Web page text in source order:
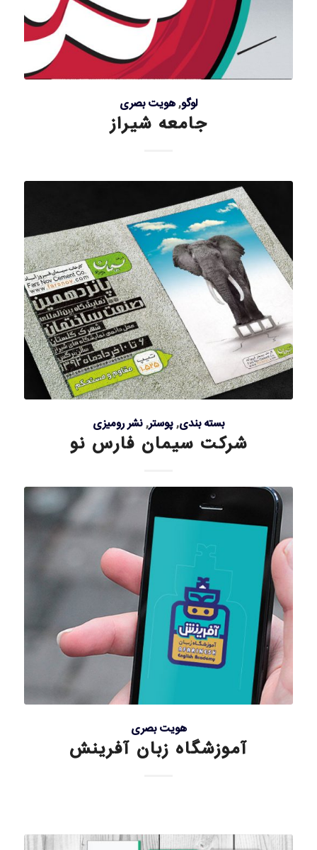
لوگو,هویت بصری
جامعه شیراز
بسته بندی,پوستر,نشر رومیزی
شرکت سیمان فارس نو
هویت بصری
آموزشگاه زبان آفرینش